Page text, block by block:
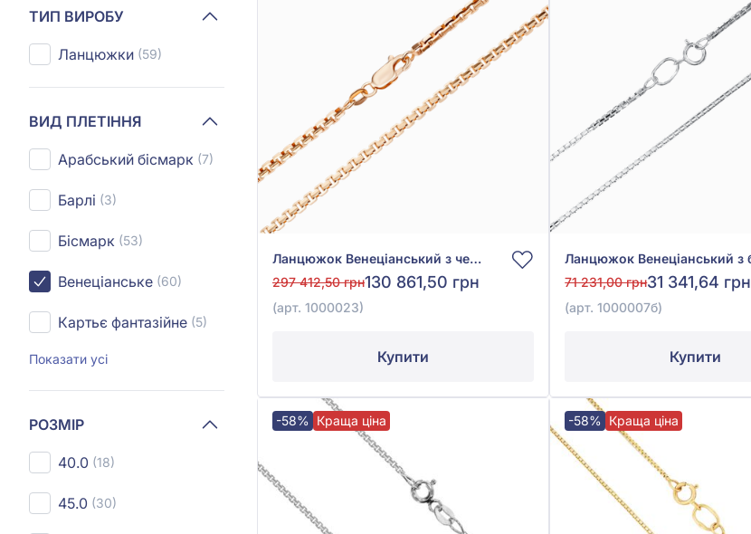
ТИП ВИРОБУ
Ланцюжки (59)
ВИД ПЛЕТІННЯ
Арабський бісмарк (7)
Барлі (3)
Бісмарк (53)
Венеціанське (60)
Картьє фантазійне (5)
Показати усі
РОЗМІР
40.0 (18)
45.0 (30)
Ланцюжок Венеціанський з червоного золота 585°, без вставки, арт. 1000023
297 412,50 грн130 861,50 грн
(арт. 1000023)
Купити
71 231,00 грн31 341,64 грн
(арт. 1000007б)
Купити
-58% Краща ціна -58% Краща ціна